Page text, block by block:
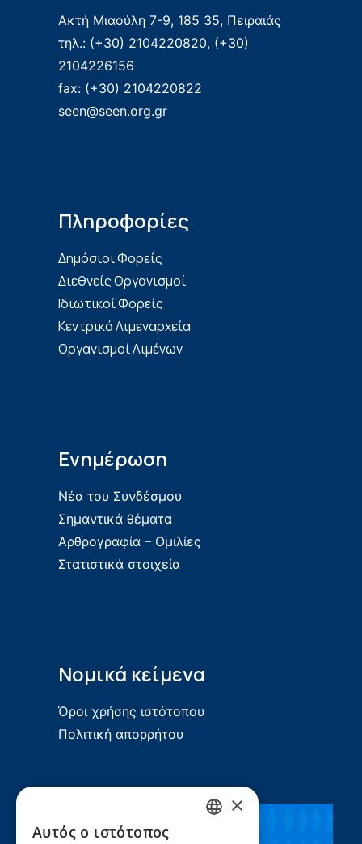
Ακτή Μιαούλη 7-9, 185 35, Πειραιάς
τηλ.: (+30) 2104220820, (+30)
2104226156
fax: (+30) 2104220822
seen@seen.org.gr
Πληροφορίες
Δημόσιοι Φορείς
Διεθνείς Οργανισμοί
Ιδιωτικοί Φορείς
Κεντρικά Λιμεναρχεία
Οργανισμοί Λιμένων
Ενημέρωση
Νέα του Συνδέσμου
Σημαντικά θέματα
Αρθρογραφία – Ομιλίες
Στατιστικά στοιχεία
Νομικά κείμενα
Όροι χρήσης ιστότοπου
Πολιτική απορρήτου
×
Αυτός ο ιστότοπος